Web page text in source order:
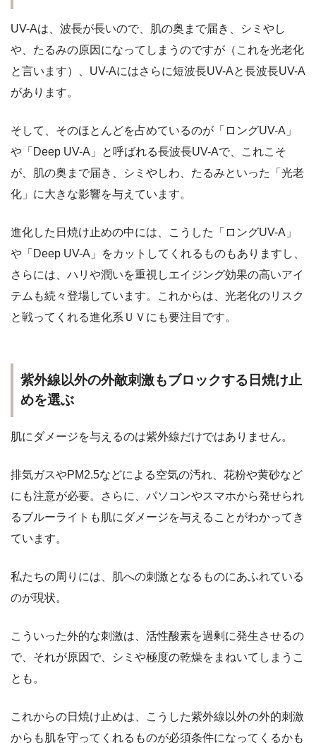
UV-Aは、波長が長いので、肌の奥まで届き、シミやし
や、たるみの原因になってしまうのですが（これを光老化
と言います）、UV-Aにはさらに短波長UV-Aと長波長UV-A
があります。
そして、そのほとんどを占めているのが「 ロングUV-A 」
や「 Deep UV-A 」と呼ばれる長波長UV-Aで、これこそ
が、肌の奥まで届き、シミやしわ、たるみといった「光老
化」に大きな影響を与えています。
進化した日焼け止めの中には、こうした「ロングUV-A」
や「Deep UV-A」をカットしてくれるものもありますし、
さらには、ハリや潤いを重視しエイジング効果の高いアイ
テムも続々登場しています。これからは、光老化のリスク
と戦ってくれる進化系ＵＶにも要注目です。
紫外線以外の外敵刺激もブロックする日焼け止
めを選ぶ
肌にダメージを与えるのは紫外線だけではありません。
排気ガスやPM2.5などによる空気の汚れ、花粉や黄砂など
にも注意が必要。さらに、パソコンやスマホから発せられ
るブルーライト も肌にダメージを与えることがわかってき
ています。
私たちの周りには、肌への刺激となるものにあふれている
のが現状。
こういった外的な刺激は、活性酸素を過剰に発生させるの
で、それが原因で、シミや極度の乾燥をまねいてしまうこ
とも。
これからの日焼け止めは、こうした紫外線以外の外的刺激
からも肌を守ってくれるものが必須条件になってくるかも